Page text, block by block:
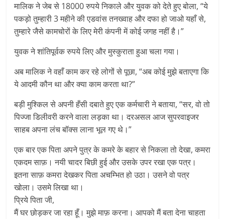
मालिक ने जेब से 18000 रुपये निकाले और युवक को देते हुए बोला, “ये
पकड़ो तुम्हारी 3 महीने की एडवांस तनख्वाह और दफा हो जाओ यहाँ से,
तुम्हारे जैसे कामचोरों के लिए मेरी कंपनी में कोई जगह नहीं है।”
युवक ने शांतिपूर्वक रुपये लिए और मुस्कुराता हुआ चला गया।
अब मालिक ने वहाँ काम कर रहे लोगों से पूछा, “अब कोई मुझे बताएगा कि
ये आदमी कौन था और क्या काम करता था?”
बड़ी मुश्किल से अपनी हँसी दबाते हुए एक कर्मचारी ने बताया, “सर, वो तो
पिज्जा डिलीवरी करने वाला लड़का था। दरअसल आज सुपरवाइजर
साहब अपना लंच बॉक्स लाना भूल गए थे।”
एक बार एक पिता अपने पुत्र के कमरे के बहार से निकला तो देखा, कमरा
एकदम साफ़। नयी चादर बिछी हुई और उसके उपर रखा एक पत्र।
इतना साफ़ कमरा देखकर पिता अचम्भित हो उठा। उसने वो पत्र
खोला। उसमे लिखा था।
प्रिये पिता जी,
मैं घर छोड़कर जा रहा हूँ। मुझे माफ़ करना। आपको मैं बता देना चाहता